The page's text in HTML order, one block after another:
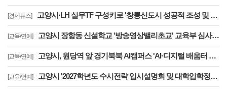
[경제뉴스] 고양시·LH 실무TF 구성키로 '창릉신도시 성공적 조성 및 자족기능 강화 협력'
[교육/연예] 고양시 장항동 신설학교 '방송영상밸리초교' 교육부 심사 통과··2030년 개교
[교육/연예] 고양시, 원당역 앞 경기북북 AI캠퍼스 'AI·디지털 배움터 체험존' 12월까지 운영
[교육/연예] 고양시 '2027학년도 수시전략 입시설명회 및 대학입학정보박람회' 8일 개최